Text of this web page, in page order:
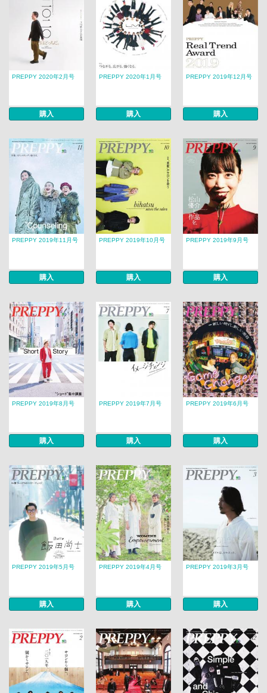
PREPPY 2020年2月号
購入
PREPPY 2020年1月号
購入
PREPPY 2019年12月号
購入
PREPPY 2019年11月号
購入
PREPPY 2019年10月号
購入
PREPPY 2019年9月号
購入
PREPPY 2019年8月号
購入
PREPPY 2019年7月号
購入
PREPPY 2019年6月号
購入
PREPPY 2019年5月号
購入
PREPPY 2019年4月号
購入
PREPPY 2019年3月号
購入